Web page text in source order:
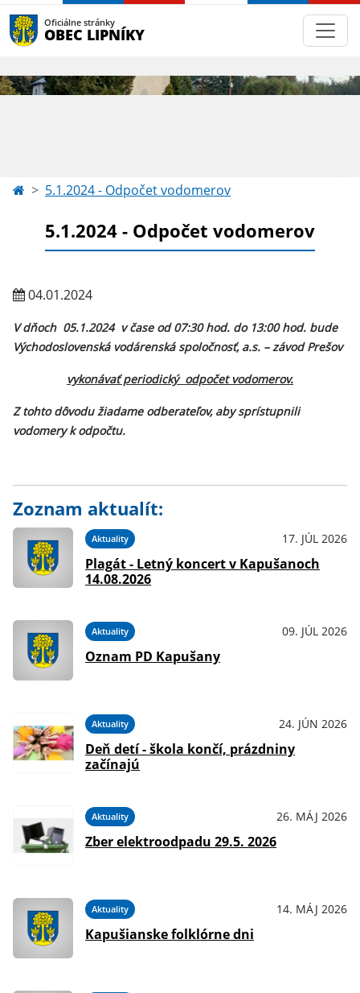
Oficiálne stránky
OBEC LIPNÍKY
5.1.2024 - Odpočet vodomerov
5.1.2024 - Odpočet vodomerov
04.01.2024
V dňoch 05.1.2024 v čase od 07:30 hod. do 13:00 hod. bude
Východoslovenská vodárenská spoločnosť, a.s. – závod Prešov
vykonávať periodický odpočet vodomerov.
Z tohto dôvodu žiadame odberateľov, aby sprístupnili
vodomery k odpočtu.
Zoznam aktualít:
Aktuality 17. JÚL 2026
Plagát - Letný koncert v Kapušanoch
14.08.2026
Aktuality 09. JÚL 2026
Oznam PD Kapušany
Aktuality 24. JÚN 2026
Deň detí - škola končí, prázdniny
začínajú
Aktuality 26. MÁJ 2026
Zber elektroodpadu 29.5. 2026
Aktuality 14. MÁJ 2026
Kapušianske folklórne dni